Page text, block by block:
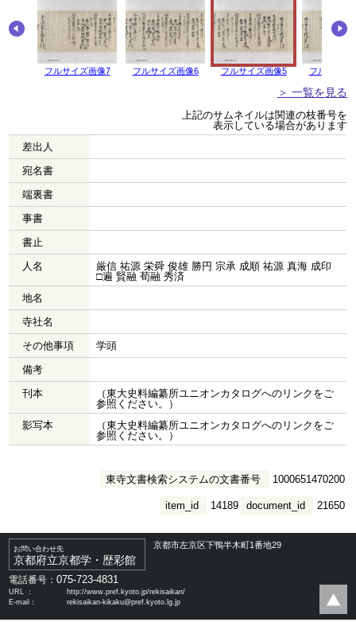
フルサイズ画像7 フルサイズ画像6 フルサイズ画像5 フルサイズ
＞ 一覧を見る
上記のサムネイルは関連の枝番号を
表示している場合があります
差出人
宛名書
端裏書
事書
書止
人名
厳信 祐源 栄舜 俊雄 勝円 宗承 成順 祐源 真海 成印
□遍 賢融 荀融 秀済
地名
寺社名
その他事項
学頭
備考
刊本
（東大史料編纂所ユニオンカタログへのリンクをご
参照ください。）
影写本
（東大史料編纂所ユニオンカタログへのリンクをご
参照ください。）
東寺文書検索システムの文書番号 1000651470200
document_id 21650
item_id 14189
お問い合わせ先
京都府立京都学・歴彩館
京都市左京区下鴨半木町1番地29
電話番号：075-723-4831
URL ：
http://www.pref.kyoto.jp/rekisaikan/
E-mail：
rekisaikan-kikaku@pref.kyoto.lg.jp